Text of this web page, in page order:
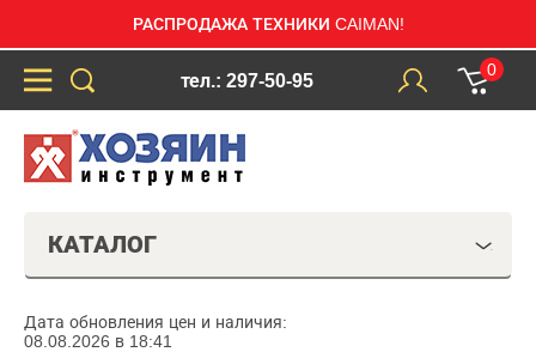
РАСПРОДАЖА ТЕХНИКИ CAIMAN!
тел.: 297-50-95
0
КАТАЛОГ
Дата обновления цен и наличия:
08.08.2026 в 18:41